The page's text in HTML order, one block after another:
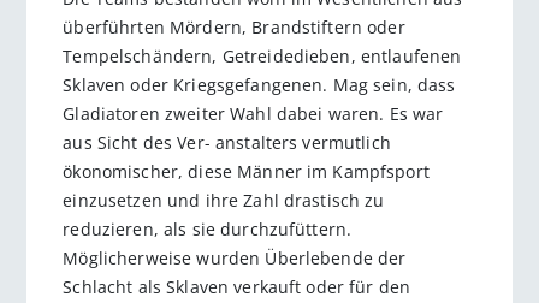
überführten Mördern, Brandstiftern oder
Tempelschändern, Getreidedieben, entlaufenen
Sklaven oder Kriegsgefangenen. Mag sein, dass
Gladiatoren zweiter Wahl dabei waren. Es war
aus Sicht des Ver- anstalters vermutlich
ökonomischer, diese Männer im Kampfsport
einzusetzen und ihre Zahl drastisch zu
reduzieren, als sie durchzufüttern.
Möglicherweise wurden Überlebende der
Schlacht als Sklaven verkauft oder für den